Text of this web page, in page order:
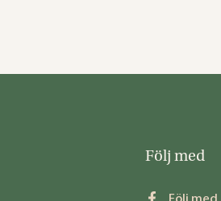
Följ med